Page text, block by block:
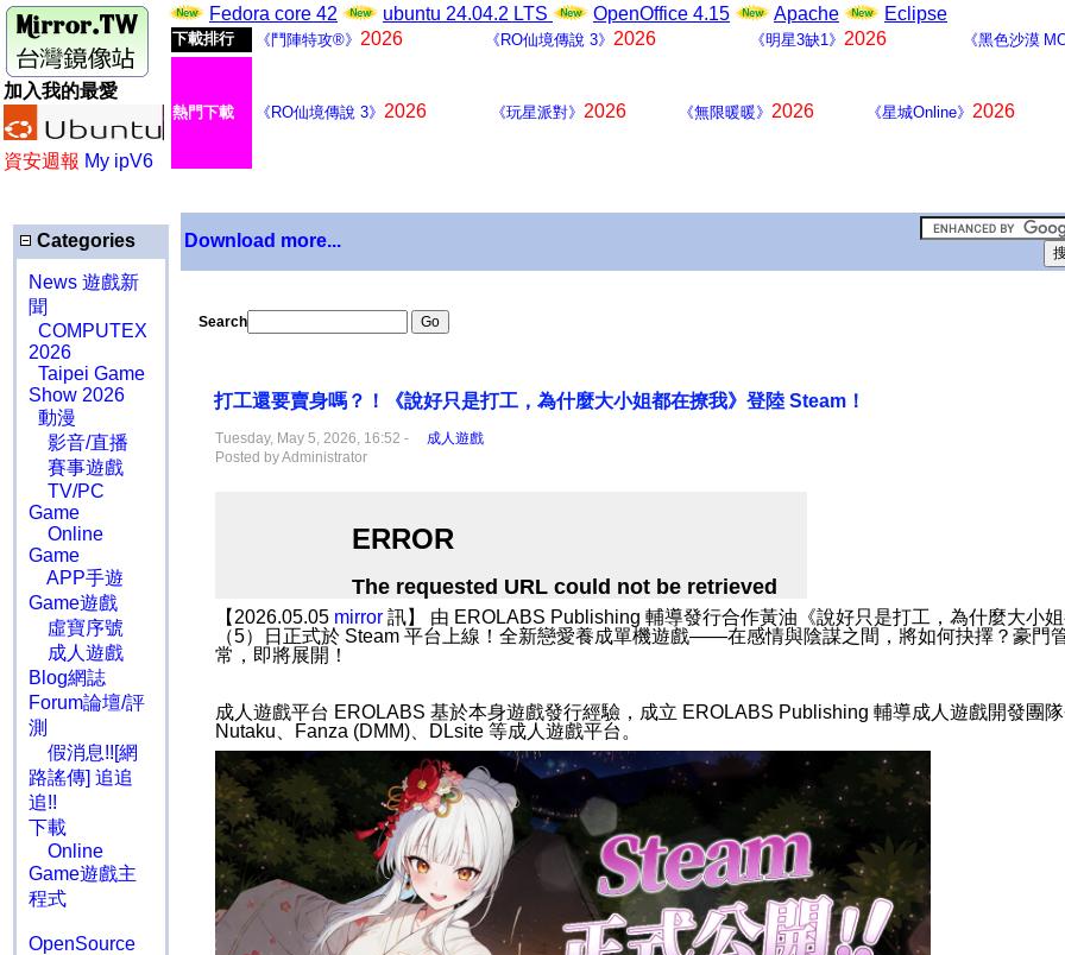
加入我的最愛
資安週報 My ipV6
Fedora core 42 ubuntu 24.04.2 LTS OpenOffice 4.15 Apache Eclipse
下載排行 《鬥陣特攻®》 2026 《RO仙境傳說 3》 2026 《明星3缺1》 2026 《黑色沙漠
熱門下載 《RO仙境傳說 3》 2026 《玩星派對》 2026 《無限暖暖》 2026 《星城Online》 2026
Categories
News 遊戲新
聞
COMPUTEX
2026
Taipei Game
Show 2026
動漫
影音/直播
賽事遊戲
TV/PC
Game
Online
Game
APP手遊
Game遊戲
虛寶序號
成人遊戲
Blog網誌
Forum論壇/評
測
假消息!![網
路謠傳] 追追
追!!
下載
Online
Game遊戲主
程式
OpenSource
Download more...
Search
打工還要賣身嗎？！《說好只是打工，為什麼大小姐都在撩我》登陸 Steam！
Tuesday, May 5, 2026, 16:52 -
成人遊戲
Posted by Administrator
【2026.05.05 mirror 訊】 由 EROLABS Publishing 輔導發行合作黃油《說好只是打工，為什麼大小
（5）日正式於 Steam 平台上線！全新戀愛養成單機遊戲——在感情與陰謀之間，將如何抉擇？豪門
常，即將展開！
成人遊戲平台 EROLABS 基於本身遊戲發行經驗，成立 EROLABS Publishing 輔導成人遊戲開發團
Nutaku
Fanza (DMM) DLsite 等成人遊戲平台。